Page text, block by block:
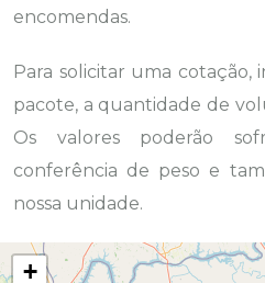
encomendas.
Para solicitar uma cotação,
pacote, a quantidade de
Os valores poderão
conferência de peso e
nossa unidade.
+